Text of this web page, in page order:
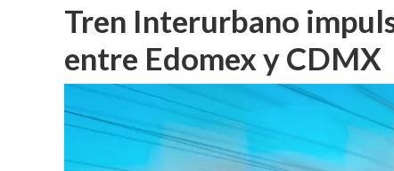
Tren Interurbano
entre Edomex y CDMX